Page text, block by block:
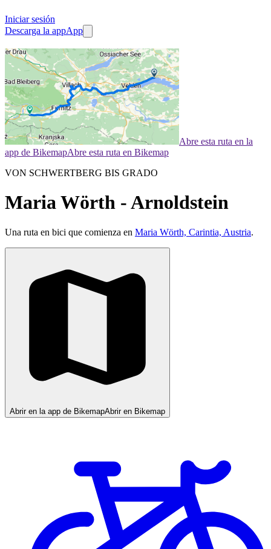
Iniciar sesión
Descarga la appApp
Abre esta ruta en la
app de BikemapAbre esta ruta en Bikemap
VON SCHWERTBERG BIS GRADO
Maria Wörth - Arnoldstein
Una ruta en bici que comienza en Maria Wörth, Carintia, Austria.
Abrir en la app de BikemapAbrir en Bikemap